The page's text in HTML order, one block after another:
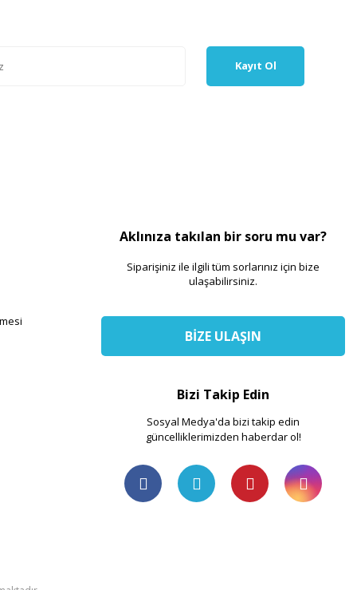
Kayıt Ol
Aklınıza takılan bir soru mu var?
Siparişiniz ile ilgili tüm sorlarınız için bize
ulaşabilirsiniz.
BİZE ULAŞIN
Bizi Takip Edin
Sosyal Medya'da bizi takip edin
güncelliklerimizden haberdar ol!